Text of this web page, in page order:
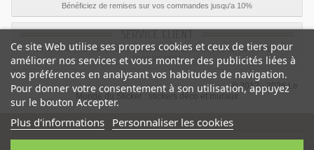
Bénéficiez de remises sur vos commandes jusqu'a 10%
Le service client est a votre disposition du lundi au vendredi de 8h à 17h
09.82.28.47.69.
© 2012 - 2026 Le
Monde du Sticker :
stickers déco et muraux
Ce site Web utilise ses propres cookies et ceux de tiers pour
améliorer nos services et vous montrer des publicités liées à
vos préférences en analysant vos habitudes de navigation.
Pour donner votre consentement à son utilisation, appuyez
sur le bouton Accepter.
Plus d'informations Personnaliser les cookies